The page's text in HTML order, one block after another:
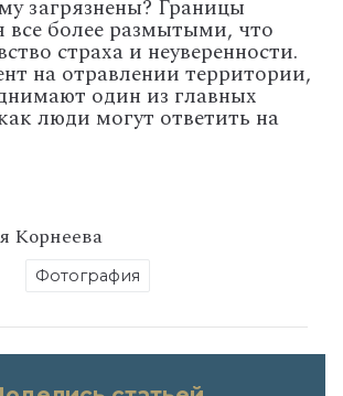
загрязнены? Границы
все более размытыми, что
страха и неуверенности.
на отравлении территории,
один из главных
люди могут ответить на
Корнеева
Фотография